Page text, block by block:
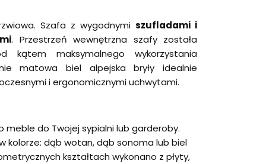
Szafa z wygodnymi szufladami i
. Przestrzeń wewnętrzna szafy została
kątem maksymalnego wykorzystania
matowa biel alpejska bryły idealnie
i ergonomicznymi uchwytami.
meble do Twojej sypialni lub garderoby.
kolorze: dąb wotan, dąb sonoma lub biel
kształtach wykonano z płyty,